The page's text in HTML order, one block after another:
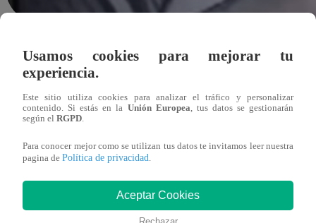
27 de noviembre 2018
Anan Komolwanit es un joven de 23 años que se
de Ayutthaya, en Tailandia, y que se ha convertido en
peculiares de las redes sociales. El video, que ha dado
Usamos cookies para mejorar tu
experiencia.
Este sitio utiliza cookies para analizar el tráfico y personalizar
contenido. Si estás en la Unión Europea, tus datos se gestionarán
según el RGPD.
Para conocer mejor como se utilizan tus datos te invitamos leer nuestra
pagina de Política de privacidad.
Aceptar Cookies